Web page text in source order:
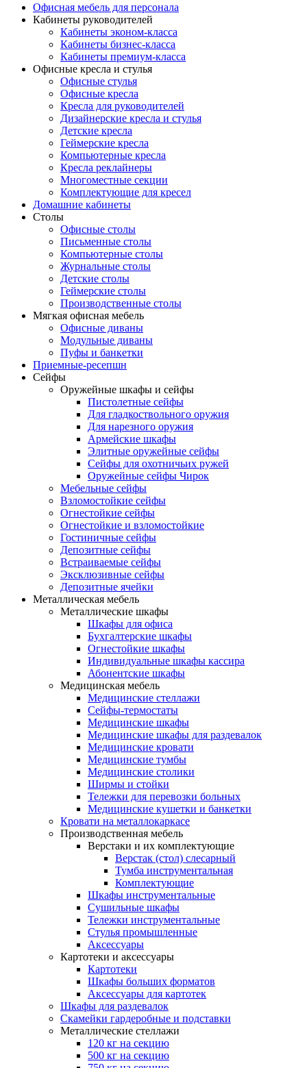
Офисная мебель для персонала
Кабинеты руководителей
Кабинеты эконом-класса
Кабинеты бизнес-класса
Кабинеты премиум-класса
Офисные кресла и стулья
Офисные стулья
Офисные кресла
Кресла для руководителей
Дизайнерские кресла и стулья
Детские кресла
Геймерские кресла
Компьютерные кресла
Кресла реклайнеры
Многоместные секции
Комплектующие для кресел
Домашние кабинеты
Столы
Офисные столы
Письменные столы
Компьютерные столы
Журнальные столы
Детские столы
Геймерские столы
Производственные столы
Мягкая офисная мебель
Офисные диваны
Модульные диваны
Пуфы и банкетки
Приемные-ресепшн
Сейфы
Оружейные шкафы и сейфы
Пистолетные сейфы
Для гладкоствольного оружия
Для нарезного оружия
Армейские шкафы
Элитные оружейные сейфы
Сейфы для охотничьих ружей
Оружейные сейфы Чирок
Мебельные сейфы
Взломостойкие сейфы
Огнестойкие сейфы
Огнестойкие и взломостойкие
Гостиничные сейфы
Депозитные сейфы
Встраиваемые сейфы
Эксклюзивные сейфы
Депозитные ячейки
Металлическая мебель
Металлические шкафы
Шкафы для офиса
Бухгалтерские шкафы
Огнестойкие шкафы
Индивидуальные шкафы кассира
Абонентские шкафы
Медицинская мебель
Медицинские стеллажи
Сейфы-термостаты
Медицинские шкафы
Медицинские шкафы для раздевалок
Медицинские кровати
Медицинские тумбы
Медицинские столики
Ширмы и стойки
Тележки для перевозки больных
Медицинские кушетки и банкетки
Кровати на металлокаркасе
Производственная мебель
Верстаки и их комплектующие
Верстак (стол) слесарный
Тумба инструментальная
Комплектующие
Шкафы инструментальные
Сушильные шкафы
Тележки инструментальные
Стулья промышленные
Аксессуары
Картотеки и аксессуары
Картотеки
Шкафы больших форматов
Аксессуары для картотек
Шкафы для раздевалок
Скамейки гардеробные и подставки
Металлические стеллажи
120 кг на секцию
500 кг на секцию